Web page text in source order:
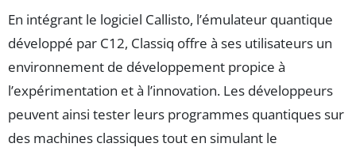
En intégrant le logiciel Callisto, l’émulateur quantique
développé par C12, Classiq offre à ses utilisateurs un
environnement de développement propice à
l’expérimentation et à l’innovation. Les développeurs
peuvent ainsi tester leurs programmes quantiques sur
des machines classiques tout en simulant le